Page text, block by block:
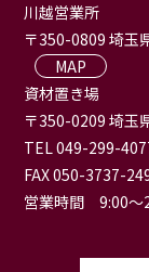
川越営業所
〒350-0809 埼玉
MAP
資材置き場
〒350-0209 埼玉
TEL 049-299-
FAX 050-3737-
営業時間 9:00〜